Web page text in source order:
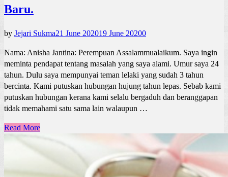
Baru.
by Jejari Sukma21 June 202019 June 20200
Nama: Anisha Jantina: Perempuan Assalammualaikum. Saya ingin
meminta pendapat tentang masalah yang saya alami. Umur saya 24
tahun. Dulu saya mempunyai teman lelaki yang sudah 3 tahun
bercinta. Kami putuskan hubungan hujung tahun lepas. Sebab kami
putuskan hubungan kerana kami selalu bergaduh dan beranggapan
tidak memahami satu sama lain walaupun …
Read More